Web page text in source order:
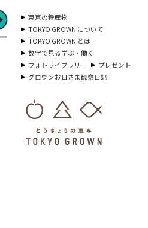
東京の特産物
TOKYO GROWN について
TOKYO GROWN とは
数字で見る学ぶ・働く
フォトライブラリー
プレゼント
グロウンお日さま観察日記